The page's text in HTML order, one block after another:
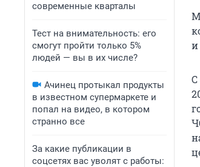
современные кварталы
Тест на внимательность: его
смогут пройти только 5%
людей — вы в их числе?
Ачинец протыкал продукты
в известном супермаркете и
попал на видео, в котором
странно все
За какие публикации в
соцсетях вас уволят с работы:
и
С